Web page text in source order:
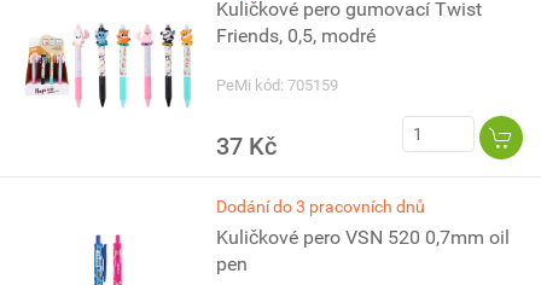
Kuličkové pero gumovací Twist
Friends, 0,5, modré
PeMi kód: 705159
37 Kč
Dodání do 3 pracovních dnů
Kuličkové pero VSN 520 0,7mm oil
pen